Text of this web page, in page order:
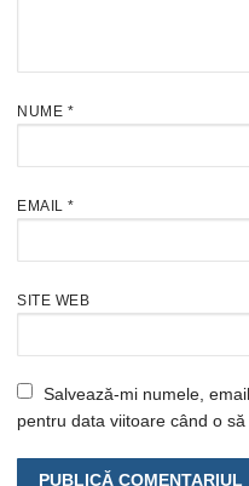
NUME *
EMAIL *
SITE WEB
Salvează-mi numele,
pentru data viitoare când o